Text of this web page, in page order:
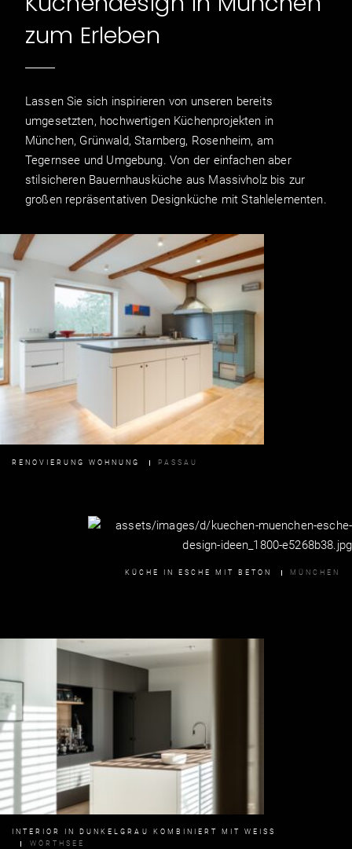
zum Erleben
Lassen Sie sich inspirieren von unseren bereits
umgesetzten, hochwertigen Küchenprojekten in
München, Grünwald, Starnberg, Rosenheim, am
Tegernsee und Umgebung. Von der einfachen aber
stilsicheren Bauernhausküche aus Massivholz bis zur
großen repräsentativen Designküche mit Stahlelementen.
RENOVIERUNG WOHNUNG PASSAU
KÜCHE IN ESCHE MIT BETON MÜNCHEN
INTERIOR IN DUNKELGRAU KOMBINIERT MIT WEISS
WÖRTHSEE